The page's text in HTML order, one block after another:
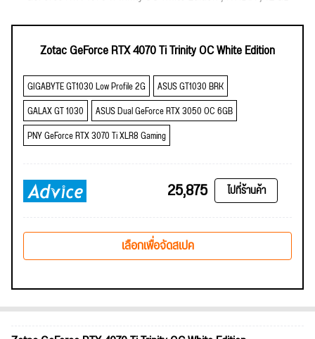
Zotac GeForce RTX 4070 Ti Trinity OC White Edition
GIGABYTE GT1030 Low Profile 2G
ASUS GT1030 BRK
GALAX GT 1030
ASUS Dual GeForce RTX 3050 OC 6GB
PNY GeForce RTX 3070 Ti XLR8 Gaming
25,875 ไปที่ร้านค้า
เลือกเพื่อจัดสเปค